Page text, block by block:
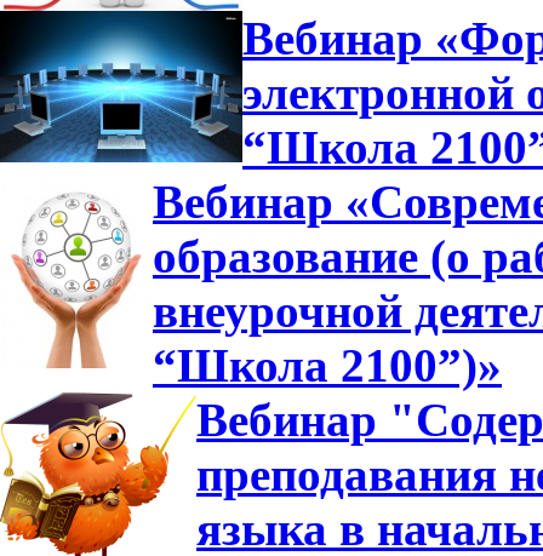
Вебинар
электронной
“Школа
Вебинар
образование (о
внеурочной
“Школа 2100”)»
Вебинар
преподавания
языка в